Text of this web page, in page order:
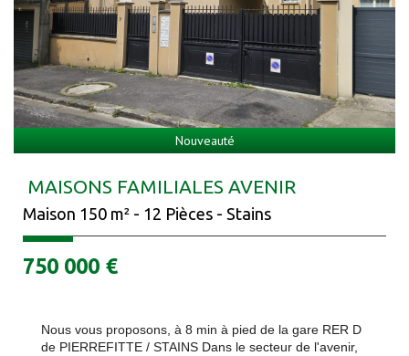
Nouveauté
MAISONS FAMILIALES AVENIR
Maison 150 m² - 12 Pièces - Stains
750 000 €
Nous vous proposons, à 8 min à pied de la gare RER D
de PIERREFITTE / STAINS Dans le secteur de l'avenir,